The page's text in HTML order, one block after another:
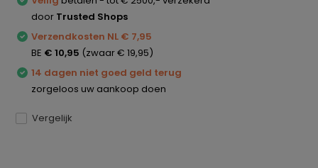
door Trusted Shops
Verzendkosten NL € 7,95
BE € 10,95 (zwaar € 19,95)
14 dagen niet goed geld terug
zorgeloos uw aankoop doen
Vergelijk